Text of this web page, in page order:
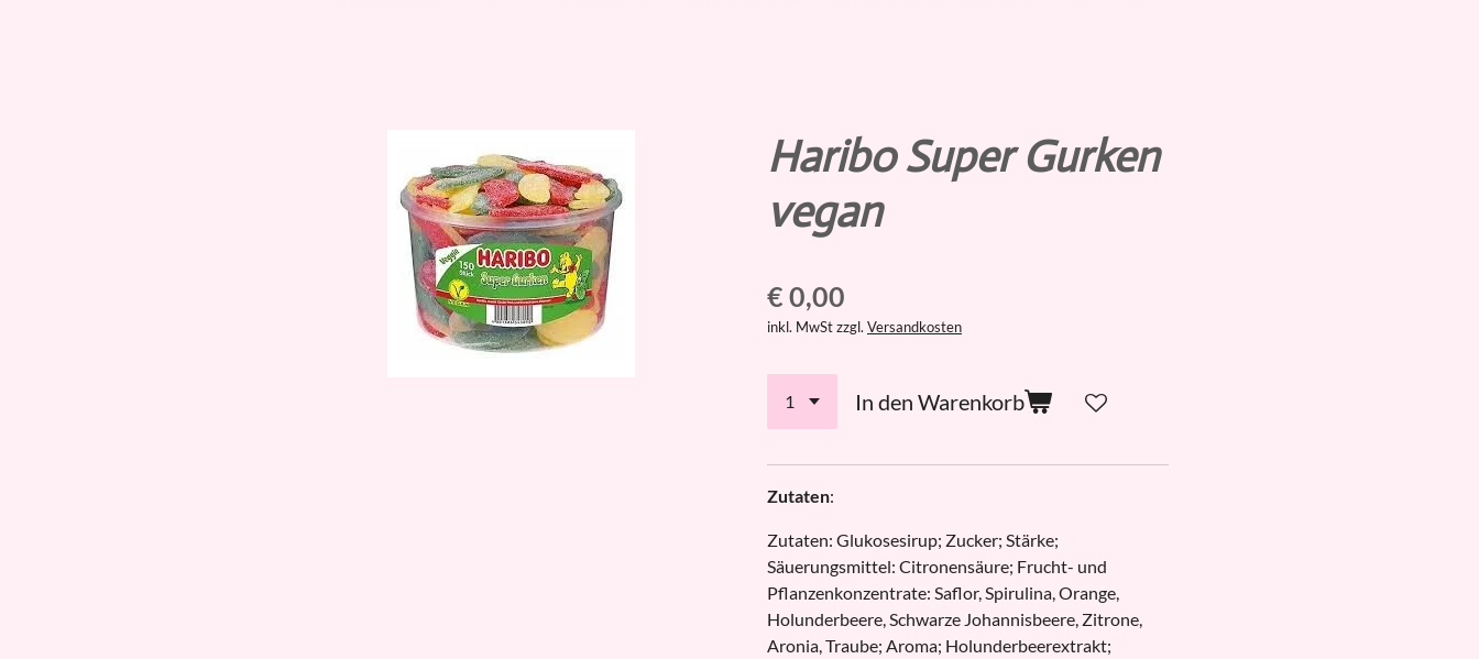
Haribo Super Gurken
vegan
€ 0,00
inkl. MwSt zzgl. Versandkosten
In den Warenkorb
Zutaten:
Zutaten: Glukosesirup; Zucker; Stärke;
Säuerungsmittel: Citronensäure; Frucht- und
Pflanzenkonzentrate: Saflor, Spirulina, Orange,
Holunderbeere, Schwarze Johannisbeere, Zitrone,
Aronia, Traube; Aroma; Holunderbeerextrakt;